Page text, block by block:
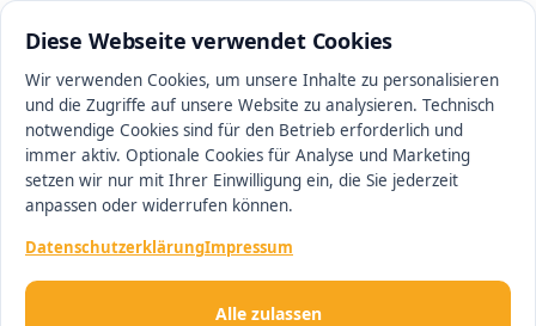
Diese Webseite verwendet Cookies
Wir verwenden Cookies, um unsere Inhalte zu personalisieren
und die Zugriffe auf unsere Website zu analysieren. Technisch
notwendige Cookies sind für den Betrieb erforderlich und
immer aktiv. Optionale Cookies für Analyse und Marketing
setzen wir nur mit Ihrer Einwilligung ein, die Sie jederzeit
anpassen oder widerrufen können.
DatenschutzerklärungImpressum
Alle zulassen